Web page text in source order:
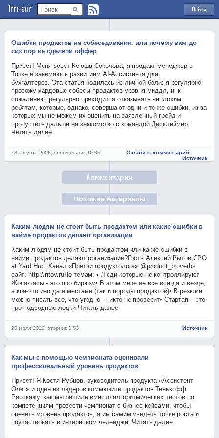
fm-air
Войти
через
Ошибки продактов на собеседовании, или почему вам до
сих пор не сделали оффер
Привет! Меня зовут Ксюша Соколова, я продакт менеджер в
Точке и занимаюсь развитием AI-Ассистента для
бухгалтеров. Эта статья родилась из личной боли: я регулярно
провожу хардовые собесы продактов уровня миддл, и, к
сожалению, регулярно приходится отказывать неплохим
ребятам, которые, однако, совершают одни и те же ошибки, из-за
которых мы не можем их оценить на заявленный грейд и
пропустить дальше на знакомство с командой.Дисклеймер:
Читать далее
18 августа 2025, понедельник 10:35
Оставить комментарий
Источник
Комментарии
Похожие материалы
Каким людям не стоит быть продактом или какие ошибки в
найме продактов делают организации
Каким людям не стоит быть продактом или какие ошибки в
найме продактов делают организации?Гость Алексей Рытов CPO
at Yard Hub. Канал «Притчи продуктолога» @product_proverbs
сайт: http://ritov.ruПо темам: • Люди которые не контроллируют
Жопа-часы - это про бирюзу• В этом мире не все всегда и везде,
а кое-что иногда и местами (так и породы продактов)• В резюме
можно писать все, что угодно - никто не проверит• Стартап – это
про подводные лодки Читать далее
26 июля 2022, вторник 1:53 Источник
Как мы с помощью чемпионата оценивали
профессиональный уровень продактов
Привет! Я Костя Рубцов, руководитель продукта «Ассистент
Олег» и один из лидеров коммюнити продактов Тинькофф.
Расскажу, как мы решили вместо алгоритмических тестов по
компетенциям провести чемпионат с бизнес-кейсами, чтобы
оценить уровень продактов, а им самим увидеть точки роста и
поучаствовать в интересном челендже. Читать далее